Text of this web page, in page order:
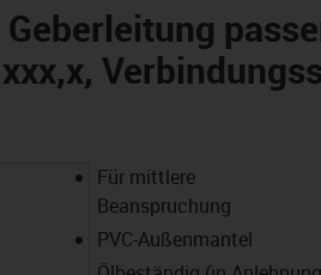
Für mittlere
Beanspruchung
PVC-Außenmantel